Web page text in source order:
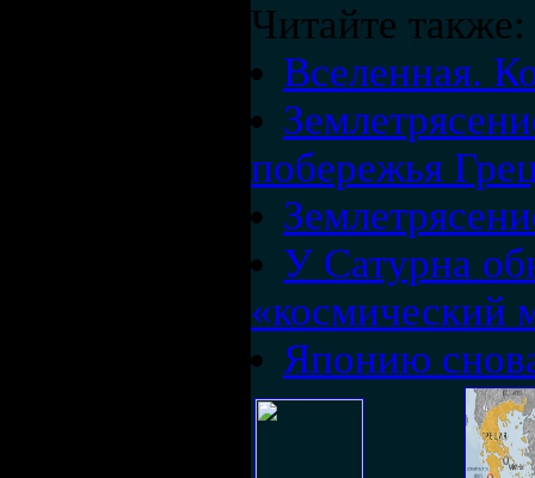
Читайте также:
Вселенная.
побережья
У Сатурна
«коcмический
Японию